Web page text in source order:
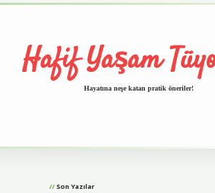
Hafif Yaşam
Hayatına neşe katan pratik öneriler!
Son Yazılar